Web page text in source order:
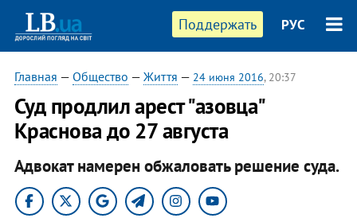
Поддержать РУС
Главная — Общество — Життя — 24 июня 2016, 20:37
Суд продлил арест "азовца"
Краснова до 27 августа
Адвокат намерен обжаловать решение суда.